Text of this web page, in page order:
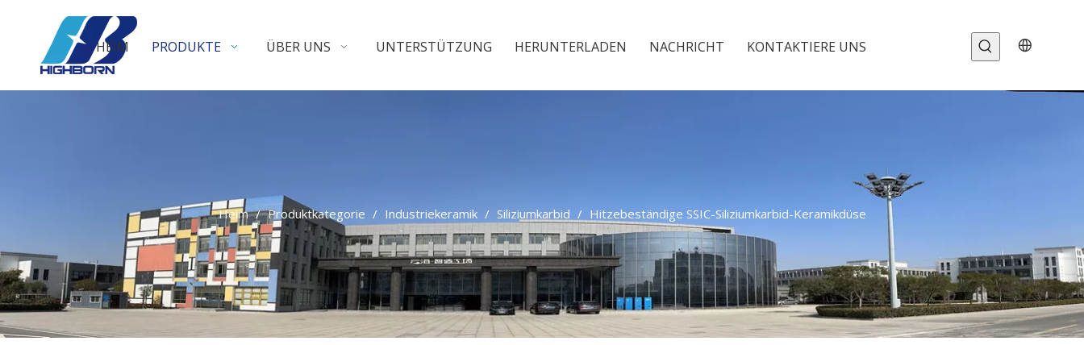
HEIM PRODUKTE ÜBER UNS UNTERSTÜTZUNG HERUNTERLADEN NACHRICHT KONTAKTIERE UNS
Heim / Produktkategorie / Industriekeramik / Siliziumkarbid / Hitzebeständige SSIC-Siliziumkarbid-Keramikdüse